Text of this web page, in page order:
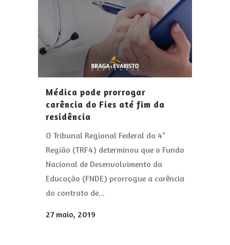
Médica pode prorrogar
carência do Fies até fim da
residência
O Tribunal Regional Federal da 4°
Região (TRF4) determinou que o Fundo
Nacional de Desenvolvimento da
Educação (FNDE) prorrogue a carência
do contrato de...
27 maio, 2019